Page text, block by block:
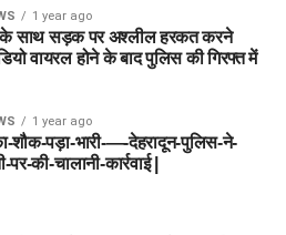
1 year ago
के साथ सड़क पर अश्लील हरकत करने
वायरल होने के बाद पुलिस की गिरफ्त में
1 year ago
शौक-पड़ा-भारी-—-देहरादून-पुलिस-ने-
की-चालानी-कार्रवाई |